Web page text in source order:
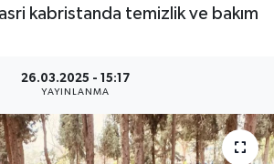
kabristanda temizlik ve bakım
26.03.2025 - 15:17
YAYINLANMA